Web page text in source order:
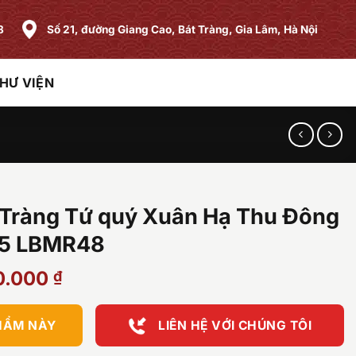
Số 21, đường Giang Cao, Bát Tràng, Gia Lâm, Hà Nội
VIỆN
Tứ quý Xuân Hạ Thu Đông
LBMR48
₫.
₫Giá
tại
NÀY LIÊN HỆ VỚI CHÚNG TÔI